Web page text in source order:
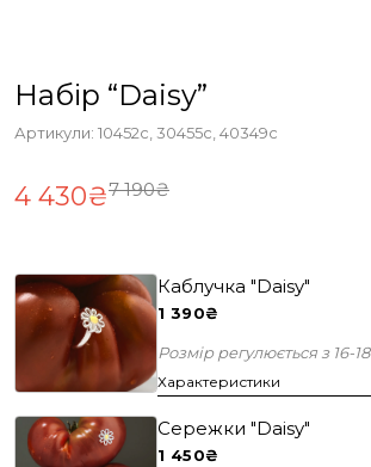
Набір “Daisy”
Артикули: 10452с, 30455с, 40349с
4 430₴7 190₴
Каблучка "Daisy"
1 390₴
Розмір регулюється з 16-18
Характеристики
Сережки "Daisy"
1 450₴